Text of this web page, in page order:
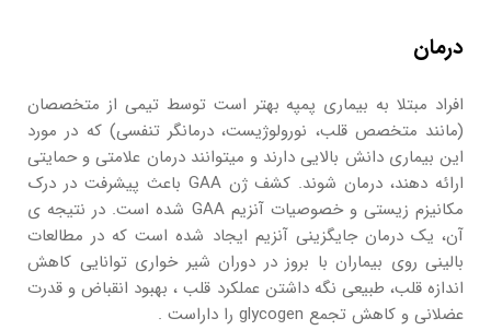
درمان
افراد مبتلا به بیماری پمپه بهتر است توسط تیمی از متخصصان
(مانند متخصص قلب، نورولوژیست، درمانگر تنفسی) که در مورد
این بیماری دانش بالایی دارند و میتوانند درمان علامتی و حمایتی
ارائه دهند، درمان شوند. کشف ژن GAA باعث پیشرفت در درک
مکانیزم زیستی و خصوصیات آنزیم GAA شده است. در نتیجه ی
آن، یک درمان جایگزینی آنزیم ایجاد شده است که در مطالعات
بالینی روی بیماران با بروز در دوران شیر خواری توانایی کاهش
اندازه قلب، طبیعی نگه داشتن عملکرد قلب ، بهبود انقباض و قدرت
عضلانی و کاهش تجمع glycogen را داراست .